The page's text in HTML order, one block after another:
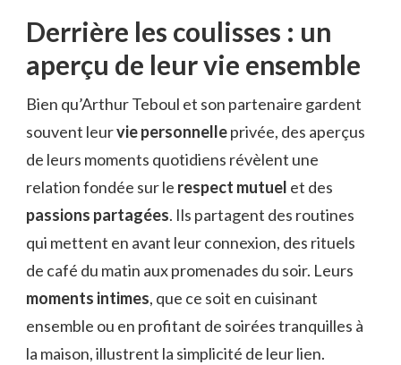
Derrière les coulisses : un
aperçu de leur vie ensemble
Bien qu’Arthur Teboul et son partenaire gardent
souvent leurvie personnelleprivée, des aperçus
de leurs moments quotidiens révèlent une
relation fondée sur le respect mutuel et des
passions partagées. Ils partagent des routines
qui mettent en avant leur connexion, des rituels
de café du matin aux promenades du soir. Leurs
moments intimes, que ce soit en cuisinant
ensemble ou en profitant de soirées tranquilles à
la maison, illustrent la simplicité de leur lien.